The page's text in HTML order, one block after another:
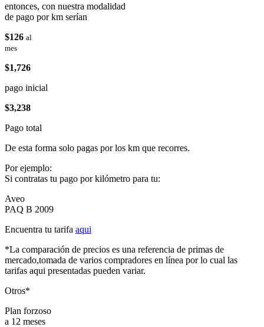
entonces, con nuestra modalidad
de pago por km serían
$126 al
mes
$1,726
pago inicial
$3,238
Pago total
De esta forma solo pagas por los km que recorres.
Por ejemplo:
Si contratas tu pago por kilómetro para tu:
Aveo
PAQ B 2009
Encuentra tu tarifa aqui
*La comparación de precios es una referencia de primas de
mercado,tomada de varios compradores en línea por lo cual las
tarifas aqui presentadas pueden variar.
Otros*
Plan forzoso
a 12 meses